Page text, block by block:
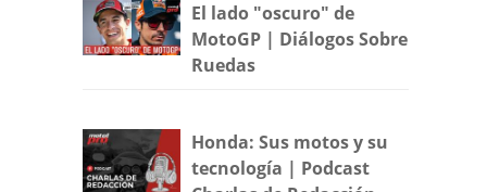
El lado "oscuro" de
MotoGP | Diálogos Sobre
Ruedas
Honda: Sus motos y su
tecnología | Podcast